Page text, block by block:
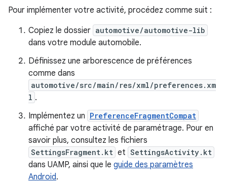
Pour implémenter votre activité, procédez comme suit :
Copiez le dossier automotive/automotive-lib
dans votre module automobile.
Définissez une arborescence de préférences
comme dans
automotive/src/main/res/xml/preferences.xm
l .
Implémentez un PreferenceFragmentCompat
affiché par votre activité de paramétrage. Pour en
savoir plus, consultez les fichiers
SettingsFragment.kt et SettingsActivity.kt
dans UAMP, ainsi que le guide des paramètres
Android.